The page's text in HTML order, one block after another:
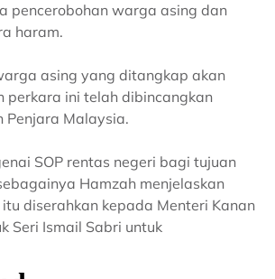
pencerobohan warga asing dan
haram.
asing yang ditangkap akan
perkara ini telah dibincangkan
Penjara Malaysia.
SOP rentas negeri bagi tujuan
Hamzah menjelaskan
diserahkan kepada Menteri Kanan
Seri Ismail Sabri untuk